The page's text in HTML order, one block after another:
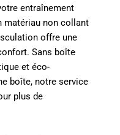
entraînement
matériau non collant
offre une
Sans boîte
et éco-
boîte, notre service
plus de